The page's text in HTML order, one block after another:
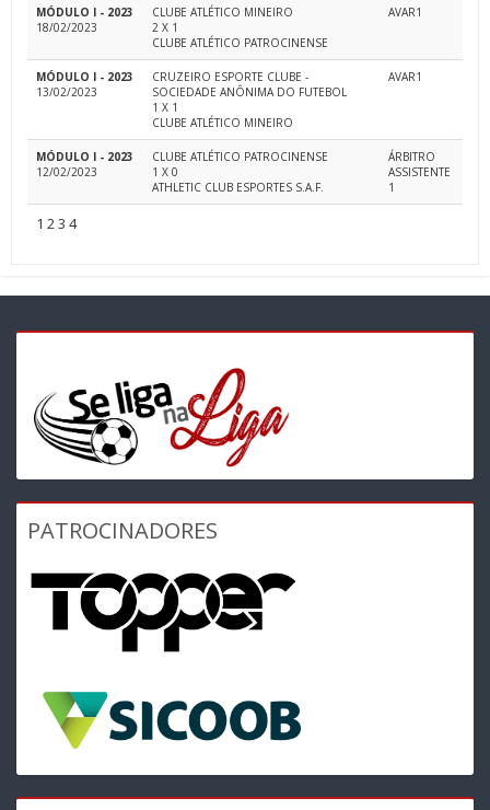
MÓDULO I - 2023
18/02/2023
CLUBE ATLÉTICO MINEIRO
2 X 1
CLUBE ATLÉTICO PATROCINENSE
AVAR1
MÓDULO I - 2023
13/02/2023
CRUZEIRO ESPORTE CLUBE -
SOCIEDADE ANÔNIMA DO FUTEBOL
1 X 1
CLUBE ATLÉTICO MINEIRO
AVAR1
MÓDULO I - 2023
12/02/2023
CLUBE ATLÉTICO PATROCINENSE
1 X 0
ATHLETIC CLUB ESPORTES S.A.F.
ÁRBITRO
ASSISTENTE
1
1 23 4
PATROCINADORES